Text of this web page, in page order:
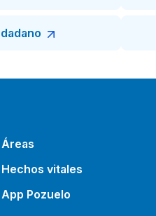
Áreas
Hechos vitales
App Pozuelo